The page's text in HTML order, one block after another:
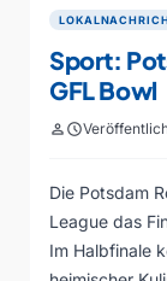
Sport:
GFL Bowl
personschedule
Die Potsdam
League das
Im Halbfinale